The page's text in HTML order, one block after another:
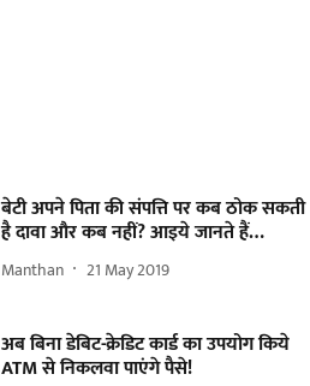
बेटी अपने पिता की संपत्ति पर कब ठोक सकती
है दावा और कब नहीं? आइये जानते हैं…
Manthan 21 May 2019
अब बिना डेबिट-क्रेडिट कार्ड का उपयोग किये
ATM से निकलवा पाएंगे पैसे!